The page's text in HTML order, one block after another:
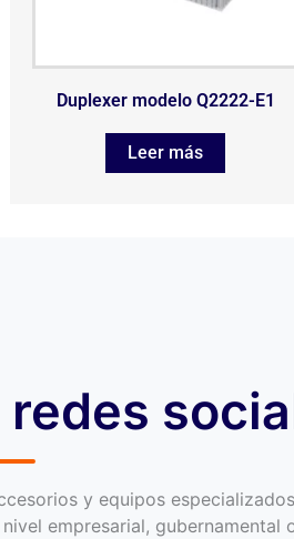
Duplexer modelo Q2222-E1
Leer más
y equipos especializados
empresarial, gubernamental